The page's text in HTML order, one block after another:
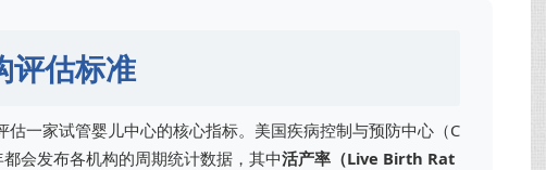
评估标准
一家试管婴儿中心的核心指标。美国疾病控制与预防中心（C
会发布各机构的周期统计数据，其中活产率（Live Birth Rat